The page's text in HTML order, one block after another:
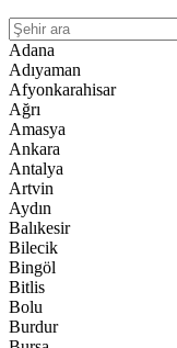
Adana
Adıyaman
Afyonkarahisar
Ağrı
Amasya
Ankara
Antalya
Artvin
Aydın
Balıkesir
Bilecik
Bingöl
Bitlis
Bolu
Burdur